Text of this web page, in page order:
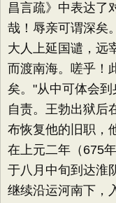
昌言疏》中表达了
哉！辱亲可谓深
大人上延国谴，远
而渡南海。嗟乎！
矣。"从中可体会
自责。王勃出狱后
布恢复他的旧职，
在上元二年（675
于八月中旬到达淮
继续沿运河南下，